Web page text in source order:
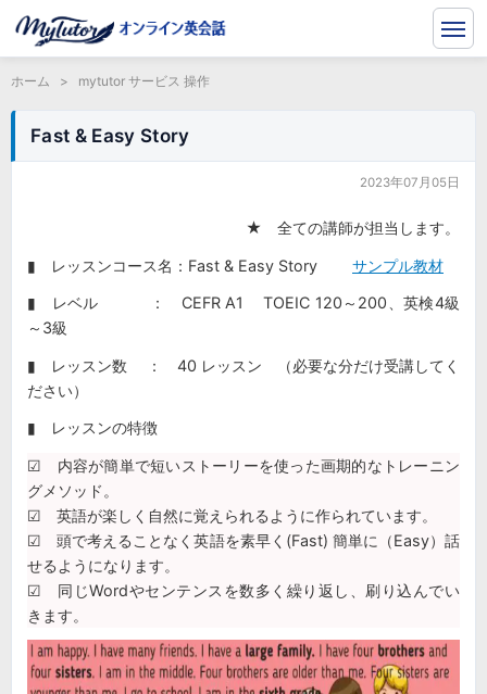
ホーム > mytutor サービス 操作
Fast & Easy Story
2023年07月05日
★ 全ての講師が担当します。
▮ レッスンコース名：Fast & Easy Story サンプル教材
▮ レベル ： CEFR A1 TOEIC 120～200、英検4級
～3級
▮ レッスン数 ： 40 レッスン （必要な分だけ受講してく
ださい）
▮ レッスンの特徴
☑ 内容が簡単で短いストーリーを使った画期的なトレーニン
グメソッド。
☑ 英語が楽しく自然に覚えられるように作られています。
☑ 頭で考えることなく英語を素早く(Fast) 簡単に（Easy）話
せるようになります。
☑ 同じWordやセンテンスを数多く繰り返し、刷り込んでい
きます。